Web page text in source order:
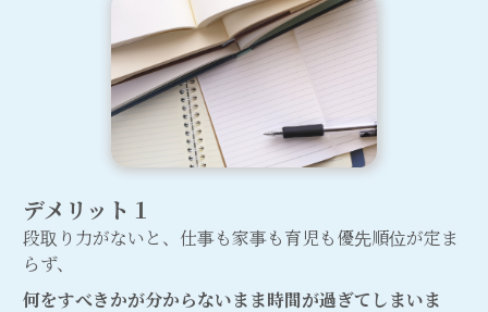
デメリット１
段取り力がないと、仕事も家事も育児も優先順位が定ま
らず、
何をすべきかが分からないまま時間が過ぎてしまいま